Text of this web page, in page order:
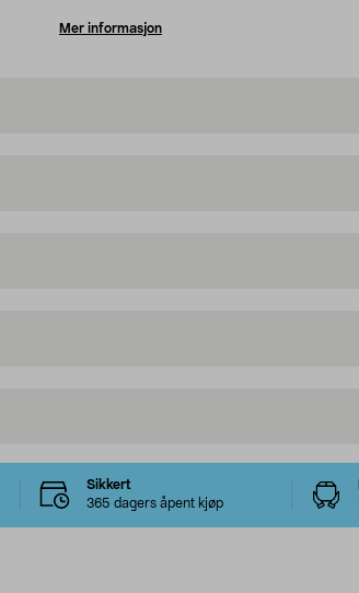
Mer informasjon
Sikkert
365 dagers åpent kjøp